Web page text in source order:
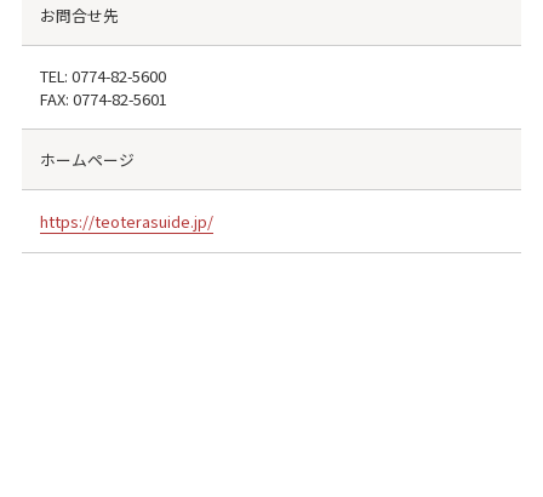
お問合せ先
TEL: 0774-82-5600
FAX: 0774-82-5601
ホームページ
https://teoterasuide.jp/